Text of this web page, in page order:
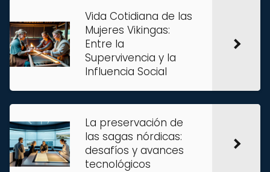
Vida Cotidiana de las
Mujeres Vikingas:
Entre la
Supervivencia y la
Influencia Social
La preservación de
las sagas nórdicas:
desafíos y avances
tecnológicos